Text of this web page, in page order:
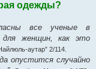
одежды?
все ученые в
для женщин, как это
аутар” 2/114.
опустится случайно